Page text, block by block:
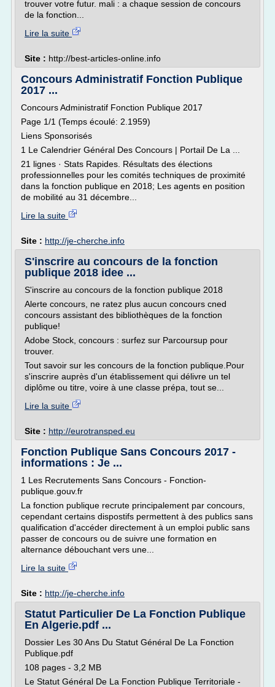
trouver votre futur. mali : a chaque session de concours
de la fonction...
Lire la suite
Site : http://best-articles-online.info
Concours Administratif Fonction Publique
2017 ...
Concours Administratif Fonction Publique 2017
Page 1/1 (Temps écoulé: 2.1959)
Liens Sponsorisés
1 Le Calendrier Général Des Concours | Portail De La ...
21 lignes · Stats Rapides. Résultats des élections
professionnelles pour les comités techniques de proximité
dans la fonction publique en 2018; Les agents en position
de mobilité au 31 décembre...
Lire la suite
Site : http://je-cherche.info
S'inscrire au concours de la fonction
publique 2018 idee ...
S'inscrire au concours de la fonction publique 2018
Alerte concours, ne ratez plus aucun concours cned
concours assistant des bibliothèques de la fonction
publique!
Adobe Stock, concours : surfez sur Parcoursup pour
trouver.
Tout savoir sur les concours de la fonction publique.Pour
s'inscrire auprès d'un établissement qui délivre un tel
diplôme ou titre, voire à une classe prépa, tout se...
Lire la suite
Site : http://eurotransped.eu
Fonction Publique Sans Concours 2017 -
informations : Je ...
1 Les Recrutements Sans Concours - Fonction-
publique.gouv.fr
La fonction publique recrute principalement par concours,
cependant certains dispostifs permettent à des publics sans
qualification d'accéder directement à un emploi public sans
passer de concours ou de suivre une formation en
alternance débouchant vers une...
Lire la suite
Site : http://je-cherche.info
Statut Particulier De La Fonction Publique
En Algerie.pdf ...
Dossier Les 30 Ans Du Statut Général De La Fonction
Publique.pdf
108 pages - 3,2 MB
Le Statut Général De La Fonction Publique Territoriale -